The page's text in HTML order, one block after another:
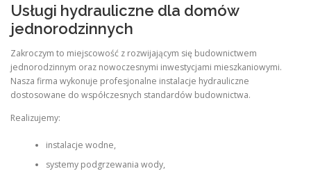
Usługi hydrauliczne dla domów
jednorodzinnych
Zakroczym to miejscowość z rozwijającym się budownictwem
jednorodzinnym oraz nowoczesnymi inwestycjami mieszkaniowymi.
Nasza firma wykonuje profesjonalne instalacje hydrauliczne
dostosowane do współczesnych standardów budownictwa.
Realizujemy:
instalacje wodne,
systemy podgrzewania wody,